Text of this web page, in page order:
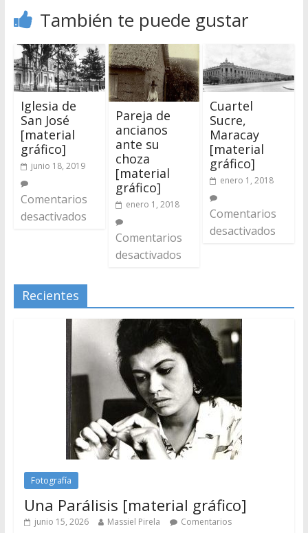
También te puede gustar
Iglesia de
San José
[material
gráfico]
junio 18, 2019
Comentarios
desactivados
Pareja de
ancianos
ante su
choza
[material
gráfico]
enero 1, 2018
Comentarios
desactivados
Cuartel
Sucre,
Maracay
[material
gráfico]
enero 1, 2018
Comentarios
desactivados
Recientes
Fotografía
Una Parálisis [material gráfico]
junio 15, 2026 Massiel Pirela
Comentarios